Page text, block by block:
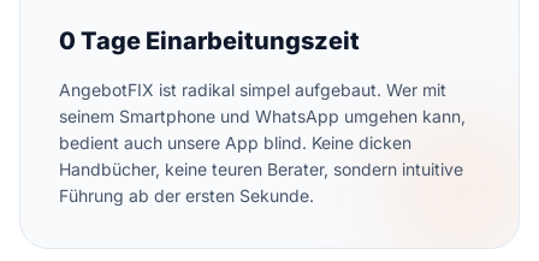
0 Tage Einarbeitungszeit
AngebotFIX ist radikal simpel aufgebaut. Wer mit
seinem Smartphone und WhatsApp umgehen kann,
bedient auch unsere App blind. Keine dicken
Handbücher, keine teuren Berater, sondern intuitive
Führung ab der ersten Sekunde.